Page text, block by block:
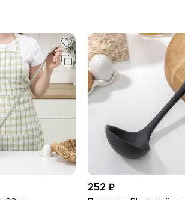
252 ₽